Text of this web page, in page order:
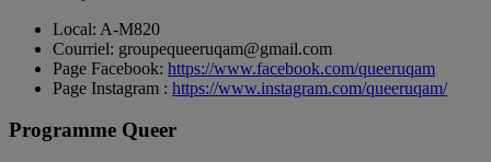
Local: A-M820
Courriel: groupequeeruqam@gmail.com
Page Facebook: https://www.facebook.com/queeruqam
Page Instagram : https://www.instagram.com/queeruqam/
Programme Queer